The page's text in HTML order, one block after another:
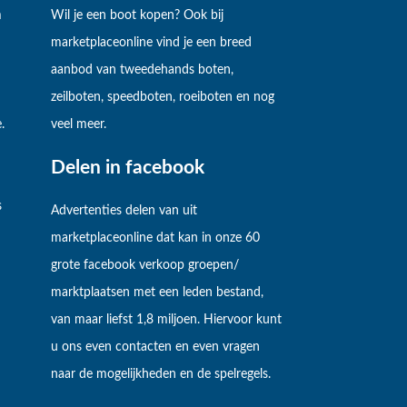
Wil je een boot kopen? Ook bij
marketplaceonline vind je een breed
aanbod van tweedehands boten,
zeilboten, speedboten, roeiboten en nog
veel meer.
Delen in facebook
Advertenties delen van uit
marketplaceonline dat kan in onze 60
grote facebook verkoop groepen/
marktplaatsen met een leden bestand,
van maar liefst 1,8 miljoen. Hiervoor kunt
u ons even contacten en even vragen
naar de mogelijkheden en de spelregels.